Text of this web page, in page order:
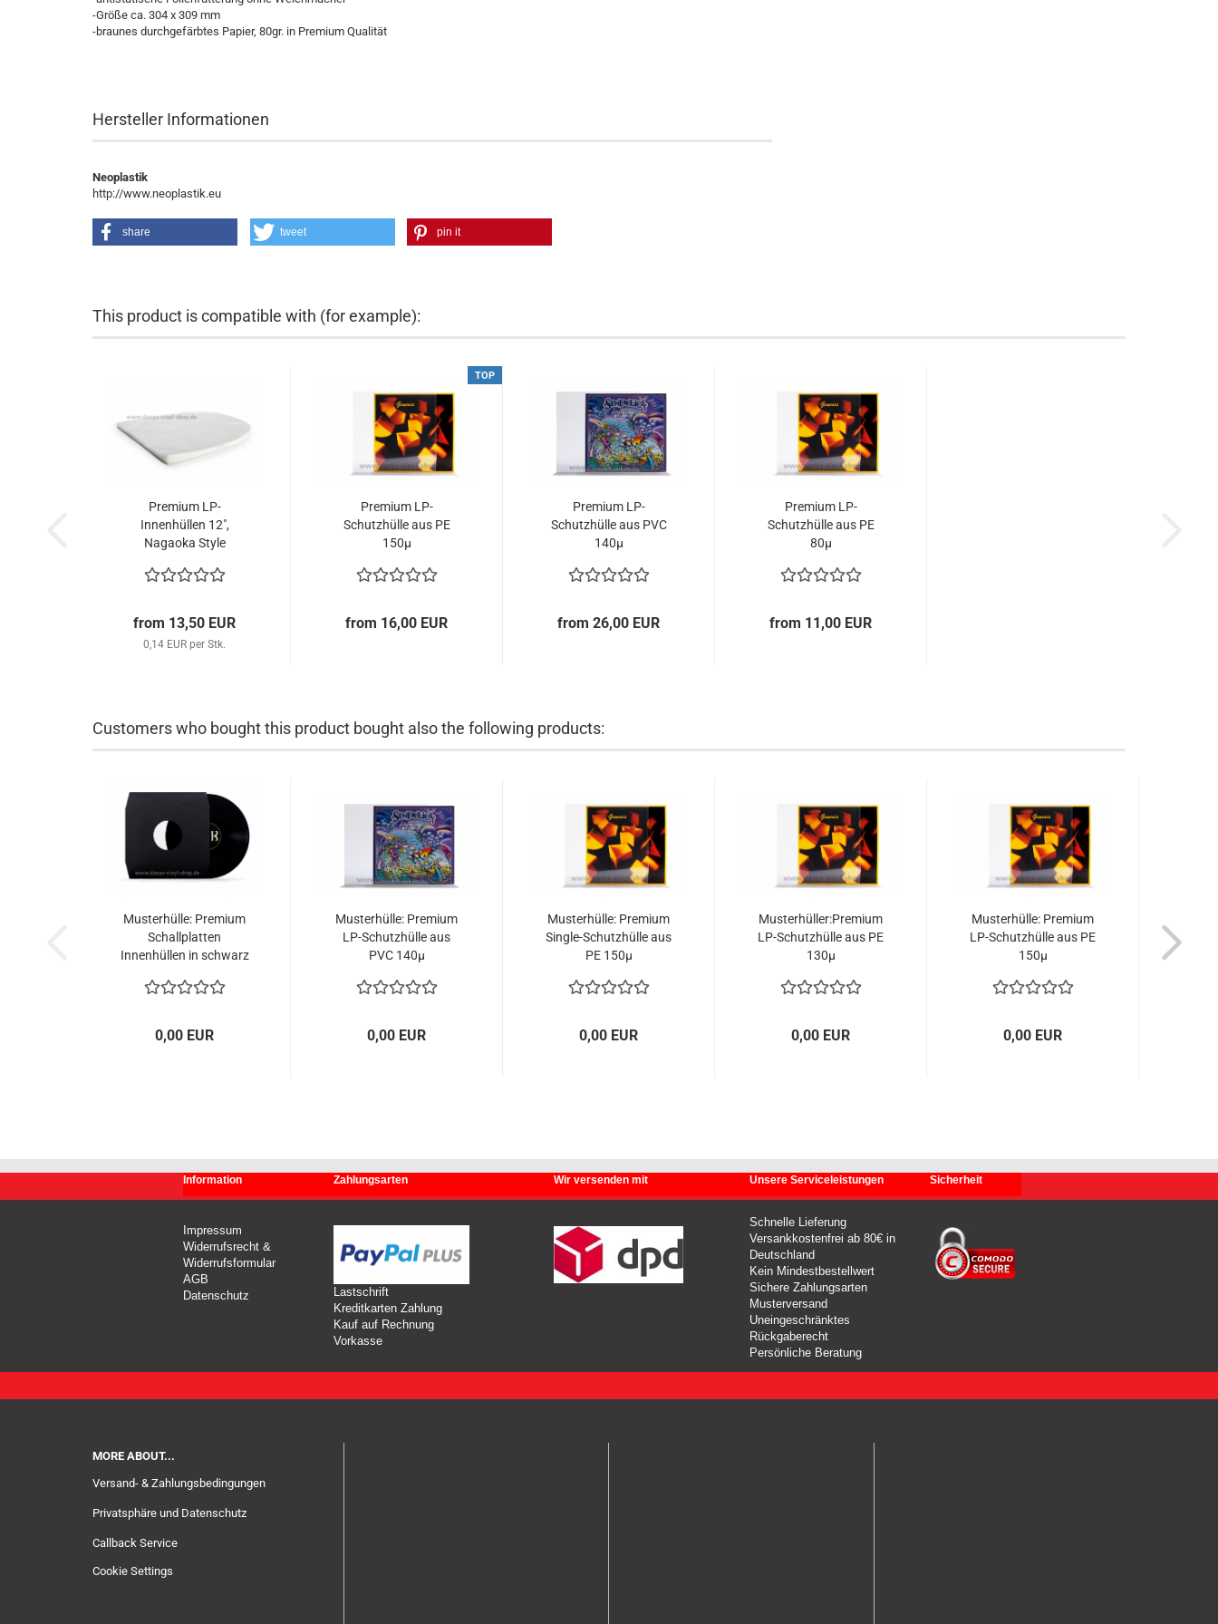
-Größe ca. 304 x 309 mm
-braunes durchgefärbtes Papier, 80gr. in Premium Qualität
Hersteller Informationen
Neoplastik
http://www.neoplastik.eu
share tweet pin it
This product is compatible with (for example):
Premium LP-
Innenhüllen 12",
Nagaoka Style
from 13,50 EUR
0,14 EUR per Stk.
TOP
Premium LP-
Schutzhülle aus PE
150µ
from 16,00 EUR
Premium LP-
Schutzhülle aus PVC
140µ
from 26,00 EUR
Premium LP-
Schutzhülle aus PE
80µ
from 11,00 EUR
Customers who bought this product bought also the following products:
Musterhülle: Premium
Schallplatten
Innenhüllen in schwarz
Mittellöchern,...
0,00 EUR
Musterhülle: Premium
LP-Schutzhülle aus
PVC 140µ
0,00 EUR
Musterhülle: Premium
Single-Schutzhülle aus
PE 150µ
0,00 EUR
Musterhüller:Premium
LP-Schutzhülle aus PE
130µ
0,00 EUR
Musterhülle: Premium
LP-Schutzhülle aus PE
150µ
0,00 EUR
Information Zahlungsarten Wir versenden mit Unsere Serviceleistungen Sicherheit
Impressum
Widerrufsrecht &
Widerrufsformular
AGB
Datenschutz
Lastschrift
Kreditkarten Zahlung
Kauf auf Rechnung
Vorkasse
Schnelle Lieferung
Versankkostenfrei ab 80€ in
Deutschland
Kein Mindestbestellwert
Sichere Zahlungsarten
Musterversand
Uneingeschränktes
Rückgaberecht
Persönliche Beratung
MORE ABOUT...
Versand- & Zahlungsbedingungen
Privatsphäre und Datenschutz
Callback Service
Cookie Settings